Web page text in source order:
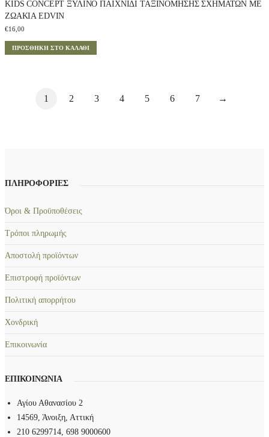
KIDS CONCEPT ΞΎΛΙΝΟ ΠΑΙΧΝΊΔΙ ΤΑΞΙΝΌΜΗΣΗΣ ΣΧΗΜΆΤΩΝ ΜΕ
ΖΩΆΚΙΑ EDVIN
€16,00
ΠΡΟΣΘΉΚΗ ΣΤΟ ΚΑΛΆΘΙ
1 2 3 4 5 6 7 →
ΠΛΗΡΟΦΟΡΙΕΣ
Όροι & Προϋποθέσεις
Τρόποι πληρωμής
Αποστολή προϊόντων
Επιστροφή προϊόντων
Πολιτική απορρήτου
Χονδρική
Επικοινωνία
ΕΠΙΚΟΙΝΩΝΙΑ
Αγίου Αθανασίου 2
14569, Άνοιξη, Αττική
210 6299714, 698 9000600